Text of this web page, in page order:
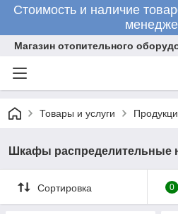
Стоимость и наличие
Магазин отопительного
Товары и услуги
Шкафы распределительные
Сортировка 0